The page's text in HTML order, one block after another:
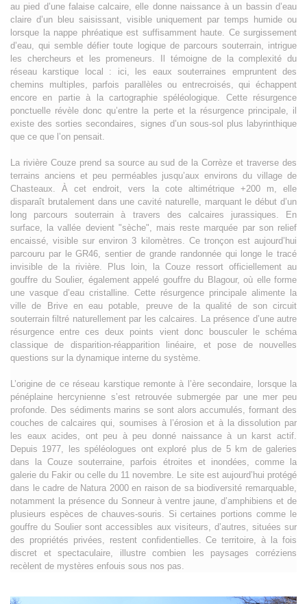
au pied d’une falaise calcaire, elle donne naissance à un bassin d’eau
claire d’un bleu saisissant, visible uniquement par temps humide ou
lorsque la nappe phréatique est suffisamment haute. Ce surgissement
d’eau, qui semble défier toute logique de parcours souterrain, intrigue
les chercheurs et les promeneurs. Il témoigne de la complexité du
réseau karstique local : ici, les eaux souterraines empruntent des
chemins multiples, parfois parallèles ou entrecroisés, qui échappent
encore en partie à la cartographie spéléologique. Cette résurgence
ponctuelle révèle donc qu’entre la perte et la résurgence principale, il
existe des sorties secondaires, signes d’un sous-sol plus labyrinthique
que ce que l’on pensait.
La rivière Couze prend sa source au sud de la Corrèze et traverse des
terrains anciens et peu perméables jusqu’aux environs du village de
Chasteaux. À cet endroit, vers la cote altimétrique +200 m, elle
disparaît brutalement dans une cavité naturelle, marquant le début d’un
long parcours souterrain à travers des calcaires jurassiques. En
surface, la vallée devient "sèche", mais reste marquée par son relief
encaissé, visible sur environ 3 kilomètres. Ce tronçon est aujourd’hui
parcouru par le GR46, sentier de grande randonnée qui longe le tracé
invisible de la rivière. Plus loin, la Couze ressort officiellement au
gouffre du Soulier, également appelé gouffre du Blagour, où elle forme
une vasque d’eau cristalline. Cette résurgence principale alimente la
ville de Brive en eau potable, preuve de la qualité de son circuit
souterrain filtré naturellement par les calcaires. La présence d’une autre
résurgence entre ces deux points vient donc bousculer le schéma
classique de disparition-réapparition linéaire, et pose de nouvelles
questions sur la dynamique interne du système.
L’origine de ce réseau karstique remonte à l’ère secondaire, lorsque la
pénéplaine hercynienne s’est retrouvée submergée par une mer peu
profonde. Des sédiments marins se sont alors accumulés, formant des
couches de calcaires qui, soumises à l’érosion et à la dissolution par
les eaux acides, ont peu à peu donné naissance à un karst actif.
Depuis 1977, les spéléologues ont exploré plus de 5 km de galeries
dans la Couze souterraine, parfois étroites et inondées, comme la
galerie du Fakir ou celle du 11 novembre. Le site est aujourd’hui protégé
dans le cadre de Natura 2000 en raison de sa biodiversité remarquable,
notamment la présence du Sonneur à ventre jaune, d’amphibiens et de
plusieurs espèces de chauves-souris. Si certaines portions comme le
gouffre du Soulier sont accessibles aux visiteurs, d’autres, situées sur
des propriétés privées, restent confidentielles. Ce territoire, à la fois
discret et spectaculaire, illustre combien les paysages corréziens
recèlent de mystères enfouis sous nos pas.